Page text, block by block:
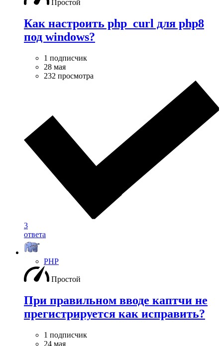
Простой
Как настроить php_curl для php8
под windows?
1 подписчик
28 мая
232 просмотра
3
ответа
PHP
Простой
При правильном вводе каптчи не
прегистрируется как исправить?
1 подписчик
24 мая